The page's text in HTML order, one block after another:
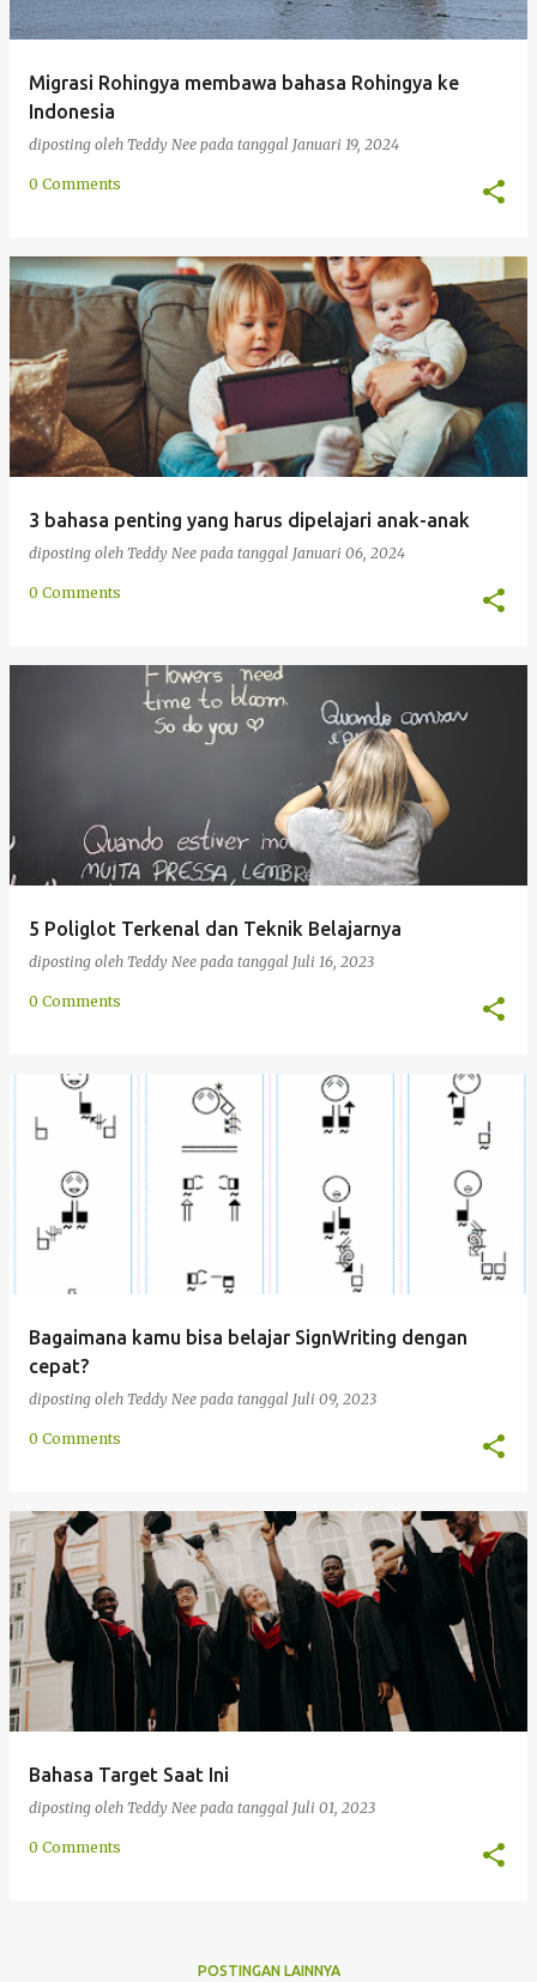
Migrasi Rohingya membawa bahasa Rohingya ke
Indonesia
diposting oleh Teddy Nee pada tanggal Januari 19, 2024
0 Comments
3 bahasa penting yang harus dipelajari anak-anak
diposting oleh Teddy Nee pada tanggal Januari 06, 2024
0 Comments
5 Poliglot Terkenal dan Teknik Belajarnya
diposting oleh Teddy Nee pada tanggal Juli 16, 2023
0 Comments
Bagaimana kamu bisa belajar SignWriting dengan
cepat?
diposting oleh Teddy Nee pada tanggal Juli 09, 2023
0 Comments
Bahasa Target Saat Ini
diposting oleh Teddy Nee pada tanggal Juli 01, 2023
0 Comments
POSTINGAN LAINNYA